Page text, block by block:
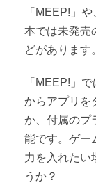
「MEEP!」
本では未発売
どがあります。
「MEEP!」
からアプリを
か、付属のプ
能です。ゲー
力を入れたい
うか？